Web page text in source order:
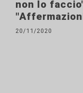
non lo
20/11/2020